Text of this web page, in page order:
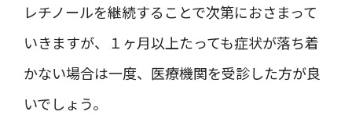
レチノールを継続することで次第におさまって
いきますが、１ヶ月以上たっても症状が落ち着
かない場合は一度、医療機関を受診した方が良
いでしょう。